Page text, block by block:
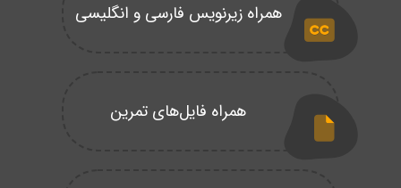
همراه زیرنویس فارسی و انگلیسی
همراه فایل‌های تمرین